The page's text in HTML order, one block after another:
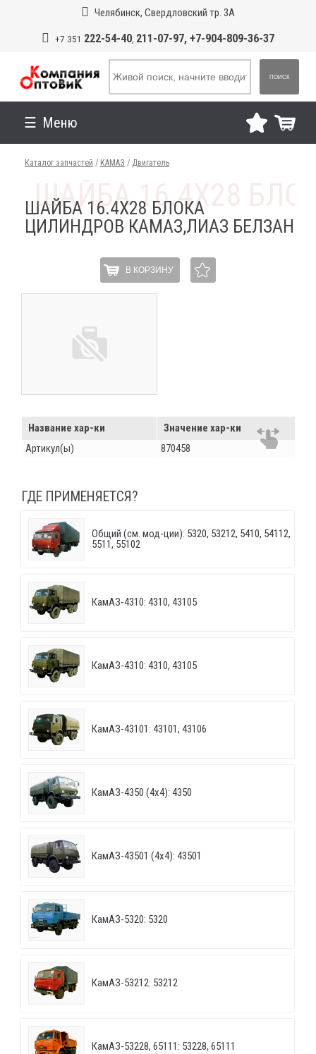
Челябинск, Свердловский тр. 3А
+7 351 222-54-40, 211-07-97, +7-904-809-36-37
ПОИСК
Меню
Каталог запчастей / КАМАЗ / Двигатель
ШАЙБА 16.4Х28 БЛОКА
ЦИЛИНДРОВ КАМАЗ,ЛИАЗ БЕЛЗАН
В КОРЗИНУ
Название хар-ки
Значение хар-ки
Артикул(ы)
870458
ГДЕ ПРИМЕНЯЕТСЯ?
Общий (см. мод-ции): 5320, 53212, 5410, 54112,
5511, 55102
КамАЗ-4310: 4310, 43105
КамАЗ-4310: 4310, 43105
КамАЗ-43101: 43101, 43106
КамАЗ-4350 (4х4): 4350
КамАЗ-43501 (4х4): 43501
КамАЗ-5320: 5320
КамАЗ-53212: 53212
КамАЗ-53228, 65111: 53228, 65111